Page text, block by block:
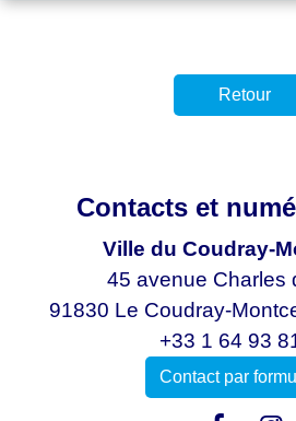
Retour
Contacts et
Ville du Coudray-
45 avenue Charles
91830 Le Coudray-
+33 1 64 93
Contact par